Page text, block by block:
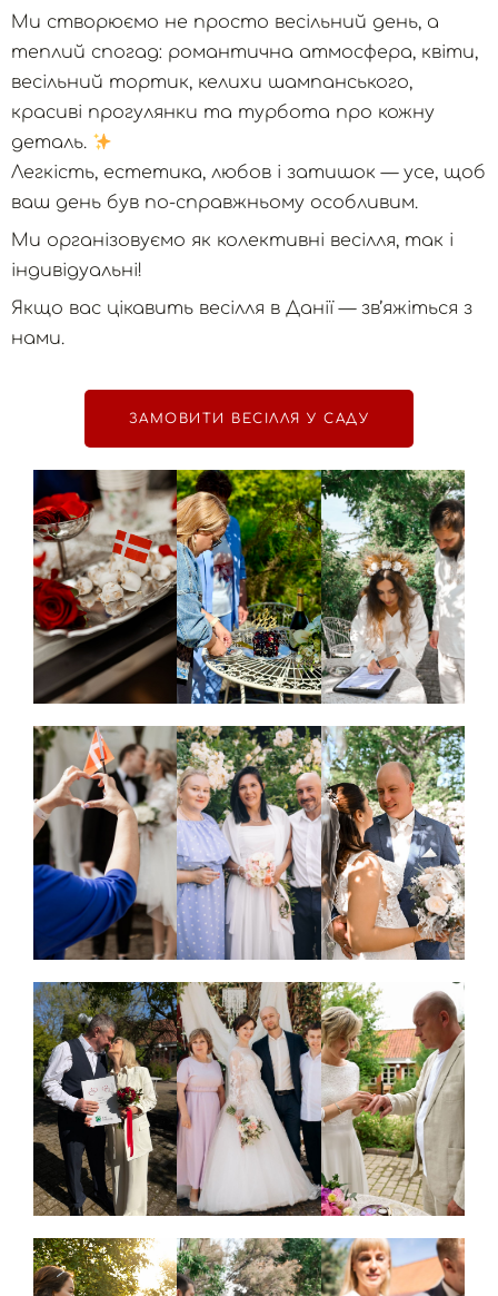
Ми створюємо не просто весільний день, а
теплий спогад: романтична атмосфера, квіти,
весільний тортик, келихи шампанського,
красиві прогулянки та турбота про кожну
деталь.
Легкість, естетика, любов і затишок — усе, щоб
ваш день був по-справжньому особливим.
Ми організовуємо як колективні весілля, так і
індивідуальні!
Якщо вас цікавить весілля в Данії — зв’яжіться з
нами.
ЗАМОВИТИ ВЕСІЛЛЯ У САДУ